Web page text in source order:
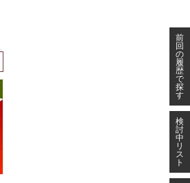
前
回
の
履
歴
で
探
す
検
討
中
リ
ス
ト